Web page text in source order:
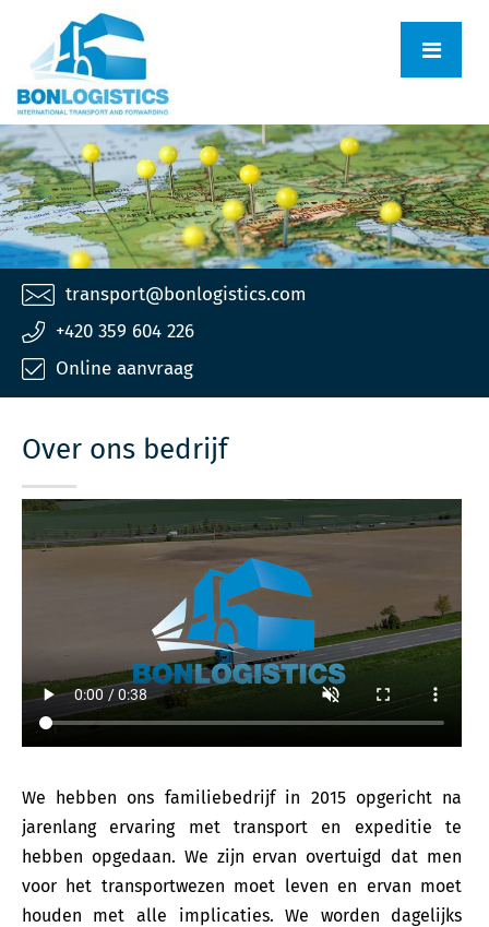
transport@bonlogistics.com
+420 359 604 226
Online aanvraag
Over ons bedrijf
We hebben ons familiebedrijf in 2015 opgericht na
jarenlang ervaring met transport en expeditie te
hebben opgedaan. We zijn ervan overtuigd dat men
voor het transportwezen moet leven en ervan moet
houden met alle implicaties. We worden dagelijks